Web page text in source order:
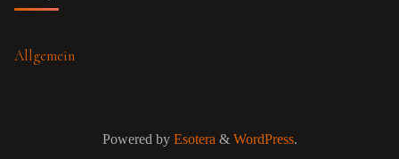
Allgemein
Powered byEsotera& WordPress.